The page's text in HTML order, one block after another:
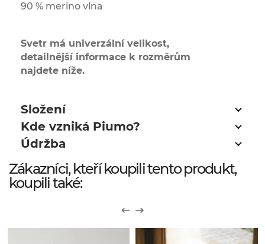
90 % merino vlna
Svetr má univerzální velikost,
detailnější informace k rozměrům
najdete níže.
Složení
Kde vzniká Piumo?
Údržba
Zákazníci, kteří koupili tento produkt,
koupili také: